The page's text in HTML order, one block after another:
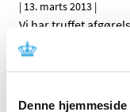
Denne
| 13. marts 2013 |
Vi har truffet
Lyxumia.
|12. marts 2013|